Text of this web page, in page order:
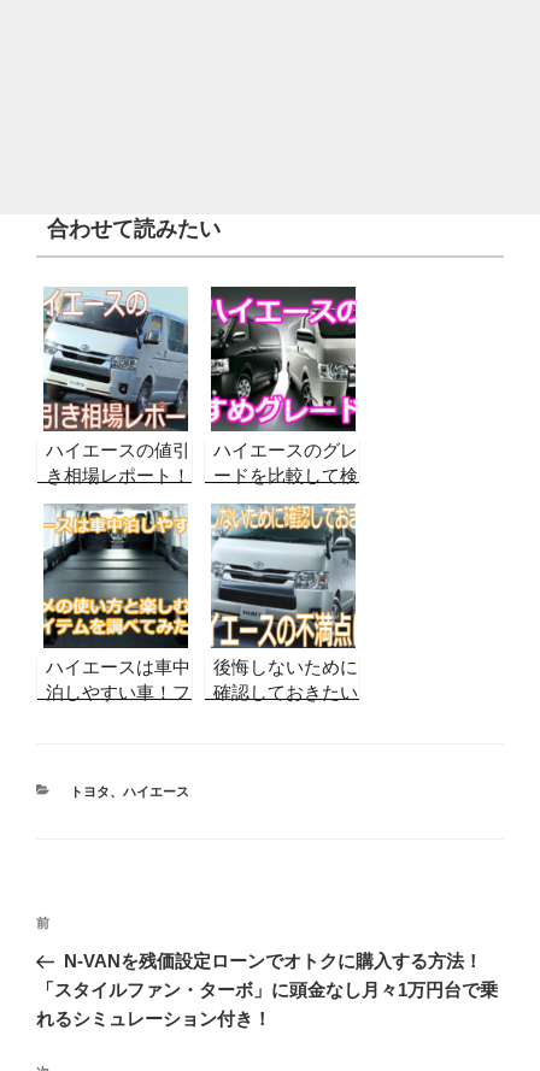
合わせて読みたい
ハイエースの値引
き相場レポート！
【どこよりも詳し
いグレード毎・
2026年8月最新】
実販売データから
合格ラインを算
出！
ハイエースのグレ
ードを比較して検
証！後悔しないた
めに選んでおきた
いのは
ハイエースは車中
泊しやすい車！フ
イテムを調べてみ
後悔しないために
確認しておきたい
カトヨタ、 ハイエース
投
ナ
ビ
前
の
投
稿
前
N-VANを残価設定ローンでオトクに購入する方法！
「スタイルファン・ターボ」に頭金なし月々1万円台で乗
れるシミュレーション付き！